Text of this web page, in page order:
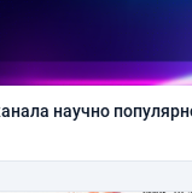
научно